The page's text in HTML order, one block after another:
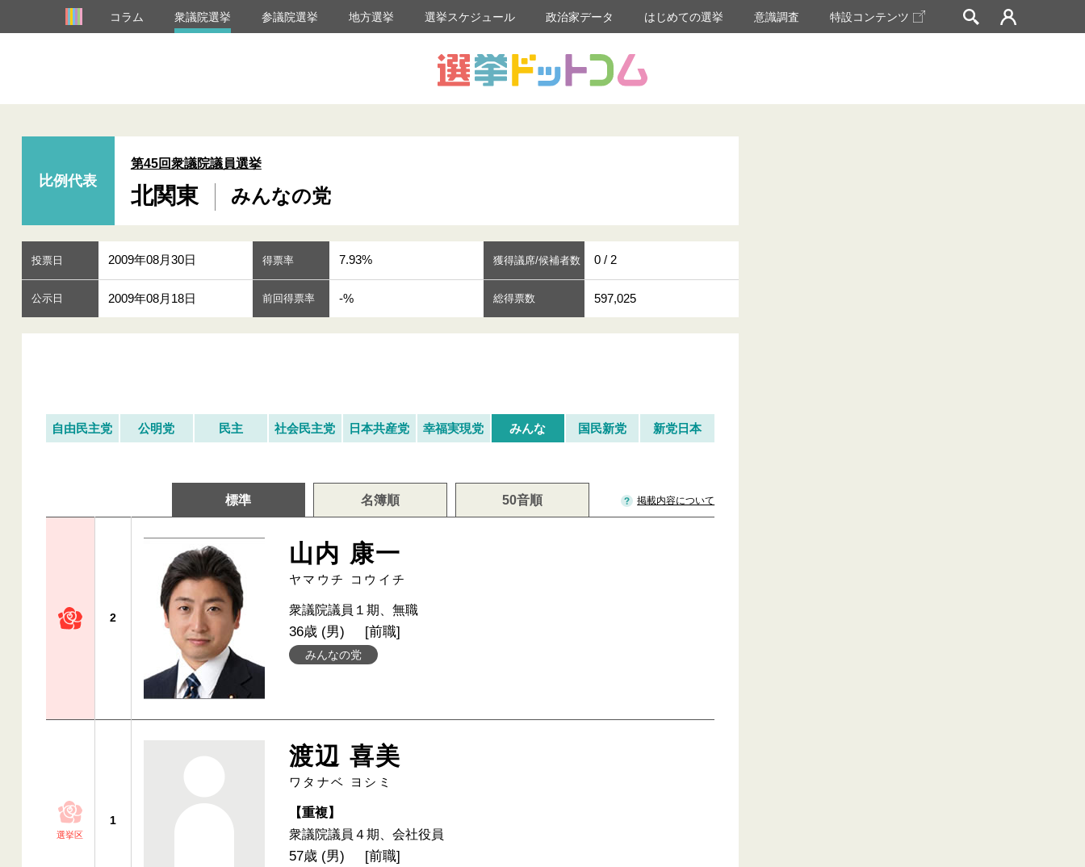
コラム 衆議院選挙 参議院選挙 地方選挙 選挙スケジュール 政治家データ はじめての選挙 意識調査 特設コンテンツ
比例代表
第45回衆議院議員選挙
北関東 みんなの党
投票日 2009年08月30日 得票率 7.93% 獲得議席/候補者数 0 / 2
公示日 2009年08月18日 前回得票率 -% 総得票数 597,025
自由民主党 公明党 民主 社会民主党 日本共産党 幸福実現党 みんな 国民新党 新党日本
標準 名簿順 50音順 掲載内容について
2
山内 康一
ヤマウチ コウイチ
みんなの党
36歳 (男) [前職]
衆議院議員１期、無職
選挙区
1
渡辺 喜美
ワタナベ ヨシミ
57歳 (男) [前職]
衆議院議員４期、会社役員
【重複】